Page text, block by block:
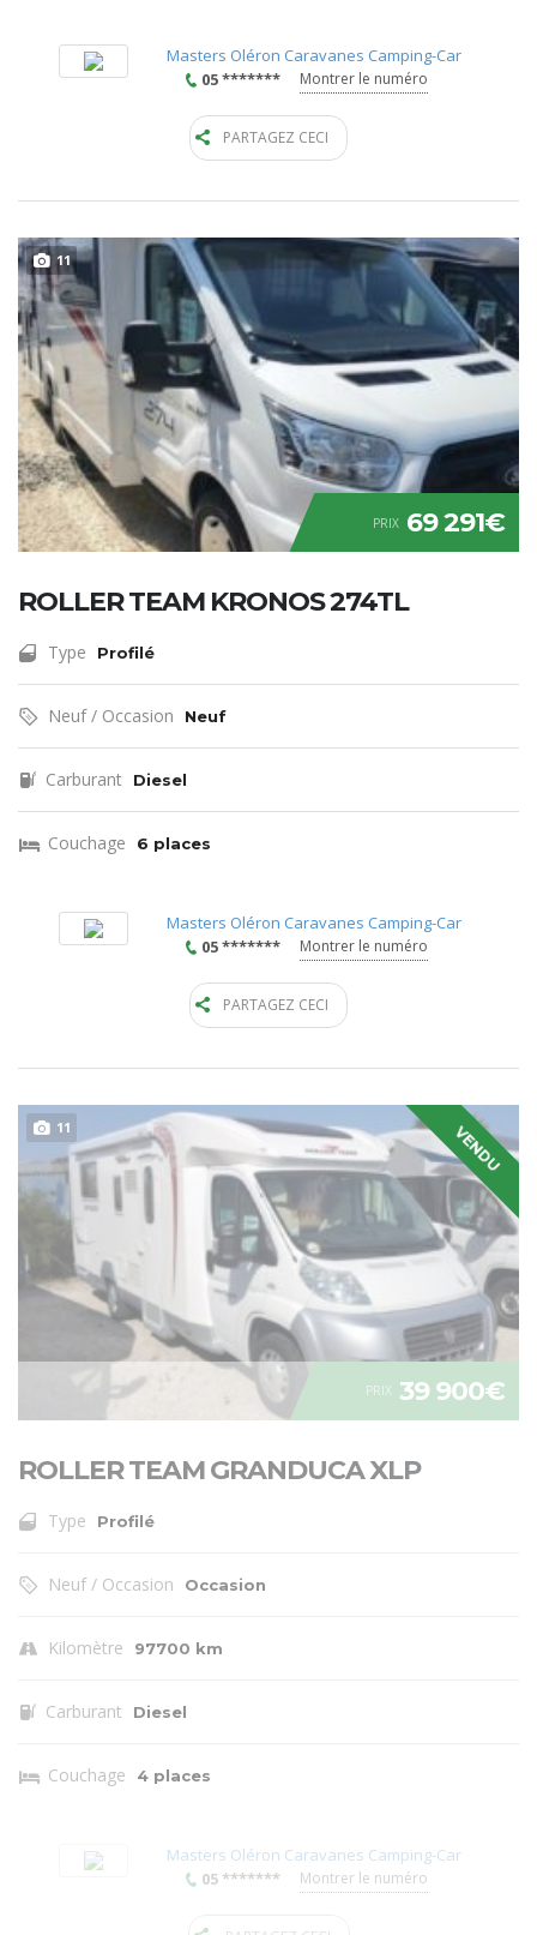
Masters Oléron Caravanes Camping-Car
05 *******
Montrer le numéro
PARTAGEZ CECI
11
PRIX 69 291€
ROLLER TEAM KRONOS 274TL
Type Profilé
Neuf / Occasion Neuf
Carburant Diesel
Couchage 6 places
Masters Oléron Caravanes Camping-Car
05 *******
Montrer le numéro
PARTAGEZ CECI
11 VENDU
PRIX 39 900€
ROLLER TEAM GRANDUCA XLP
Type Profilé
Neuf / Occasion Occasion
Kilomètre 97700 km
Carburant Diesel
Couchage 4 places
Masters Oléron Caravanes Camping-Car
05 *******
Montrer le numéro